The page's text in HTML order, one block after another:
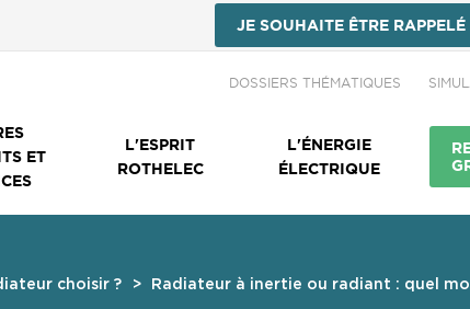
JE SOUHAITE ÊTRE RAPPELÉ
Menu Secondaire
DOSSIERS THÉMATIQUES
ET
L'ESPRIT
ROTHELEC
L'ÉNERGIE
ÉLECTRIQUE
choisir ? Radiateur à inertie ou radiant : quel